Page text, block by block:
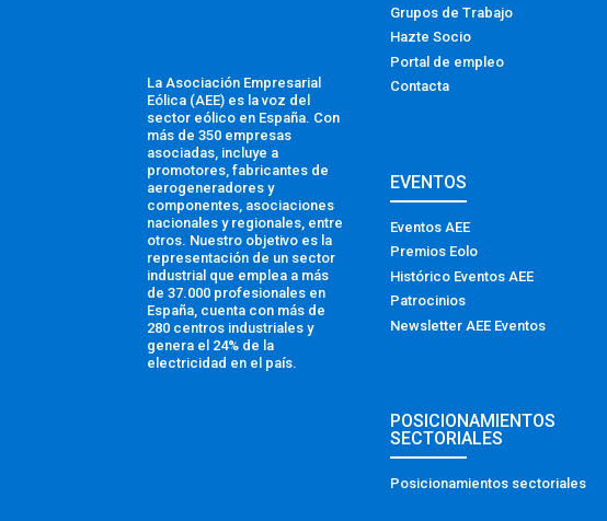
La Asociación Empresarial
Eólica (AEE) es la voz del
sector eólico en España. Con
más de 350 empresas
asociadas, incluye a
promotores, fabricantes de
aerogeneradores y
componentes, asociaciones
nacionales y regionales, entre
otros. Nuestro objetivo es la
representación de un sector
industrial que emplea a más
de 37.000 profesionales en
España, cuenta con más de
280 centros industriales y
genera el 24% de la
electricidad en el país.
Grupos de Trabajo
Hazte Socio
Portal de empleo
Contacta
EVENTOS
Eventos AEE
Premios Eolo
Histórico Eventos AEE
Patrocinios
Newsletter AEE Eventos
POSICIONAMIENTOS
SECTORIALES
Posicionamientos sectoriales